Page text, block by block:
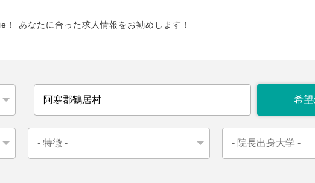
！ あなたに合った求人情報をお勧めします！